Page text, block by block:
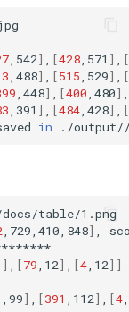
,542] [428 ,571 ]
[
,488] [515 ,529]
[
,448] [400 ,480]
,391 ] [484 ,428]
[
in
,729,410,848]
] [79 ,12] [4 ,12]]
,99] [391 ,112] [4